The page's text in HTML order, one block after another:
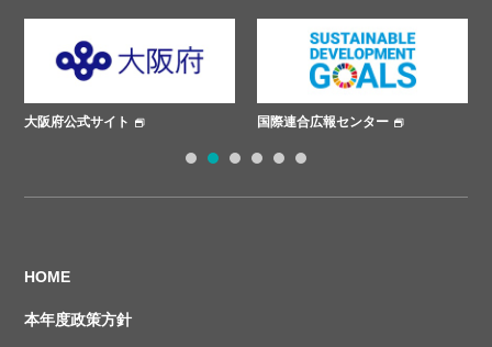
国際連合広報センター ささえあいプロジェクト
HOME
本年度政策方針